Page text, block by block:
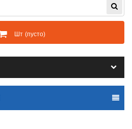
Шт (пусто)